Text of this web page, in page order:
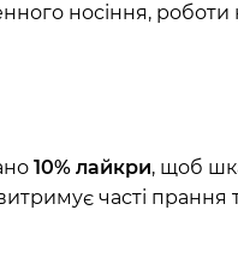
носіння, роботи
10% лайкри, щоб
часті